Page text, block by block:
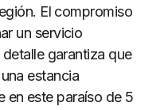
El compromiso
un servicio
garantiza que
estancia
en este paraíso de 5